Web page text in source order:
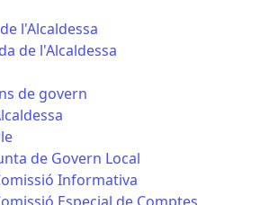
l'Alcaldessa
de l'Alcaldessa
de govern
de Govern Local
Informativa